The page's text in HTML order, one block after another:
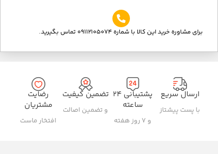
برای مشاوره خرید این کالا با شماره 09112105074 تماس بگیرید.
ارسال سریع
با پست پیشتاز
پشتیبانی ۲۴
ساعته
و ۷ روز هفته
تضمین کیفیت
و تضمین اصالت
رضایت
مشتریان
افتخار ماست